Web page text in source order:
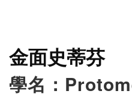
金面史蒂芬
學名：